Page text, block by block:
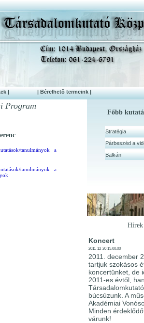
| | Bérelhető termeink |
Főbb
Stratégia
Párbeszéd a
Balkán
Hírek
Koncert
2011-12-20 15:00:00
2011. december
tartjuk szokásos
koncertünket, de
2011-es évtől,
búcsúzunk. A
Akadémiai
Minden
várunk!
Program
tanulmányok a
tanulmányok a